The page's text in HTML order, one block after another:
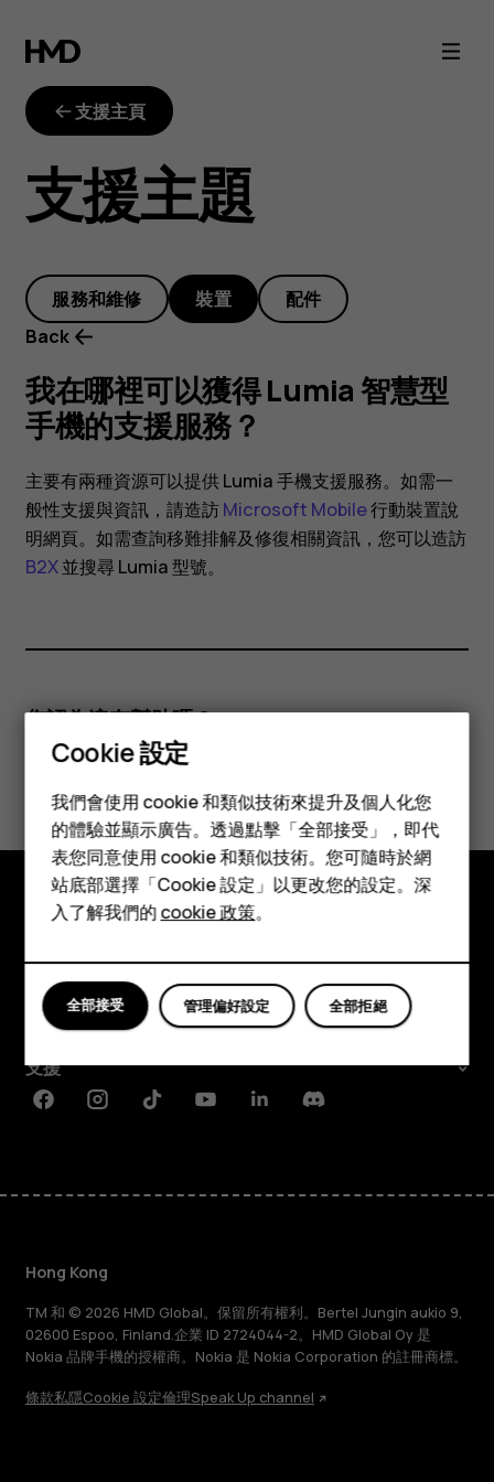
我
在
哪
裡
可
以
獲
得
Lumia
智
慧
型
手
機
的
支
援
服
務？
智慧型手機
功能型手機
配件
平板電腦
支援主頁
支援主題
服務和維修 裝置
配件
Back
我在哪裡可以獲得 Lumia 智慧型
手機的支援服務？
主要有兩種資源可以提供 Lumia 手機支援服務。如需一
般性支援與資訊，請造訪Microsoft Mobile行動裝置說
明網頁。如需查詢移難排解及修復相關資訊，您可以造訪
B2X並搜尋 Lumia 型號。
您認為這有幫助嗎？
探索
Planet and people
支援
FacebookInstagramTiktokYoutubeLinkedinDiscord
Hong Kong
TM 和 © 2026 HMD Global。保留所有權利。Bertel Jungin aukio 9,
02600 Espoo, Finland.企業 ID 2724044-2。HMD Global Oy 是
Nokia 品牌手機的授權商。Nokia 是 Nokia Corporation 的註冊商標。
條款私隱Cookie 設定倫理Speak Up channel
Cookie 設定
我們會使用 cookie 和類似技術來提升及個人化您
的體驗並顯示廣告。透過點擊「全部接受」，即代
表您同意使用 cookie 和類似技術。您可隨時於網
站底部選擇「Cookie 設定」以更改您的設定。深
入了解我們的cookie 政策。
全部拒絕
管理偏好設定
全部接受